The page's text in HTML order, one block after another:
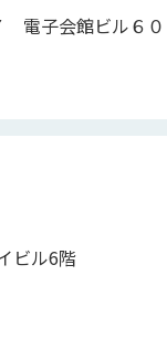
電子会館ビル６０
ビル6階